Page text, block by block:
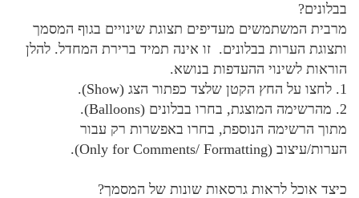
בבלונים?
מרבית המשתמשים מעדיפים תצוגת שינויים בגוף המסמך
ותצוגת הערות בבלונים. זו אינה תמיד ברירת המחדל. להלן
הוראות לשינוי ההעדפות בנושא.
1. לחצו על החץ הקטן שלצד כפתור הצג (Show).
2. מהרשימה המוצגת, בחרו בבלונים (Balloons).
מתוך הרשימה הנוספת, בחרו באפשרות רק עבור
הערות/עיצוב (Only for Comments/ Formatting).
כיצד אוכל לראות גרסאות שונות של המסמך?